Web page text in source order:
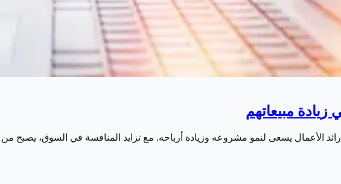
مبيعاتهم
رائد الأعمال يسعى لنمو مشروعه وزيادة أرباحه. مع تزايد المنافسة في السوق، يصبح